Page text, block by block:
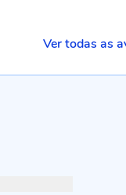
Ver todas as